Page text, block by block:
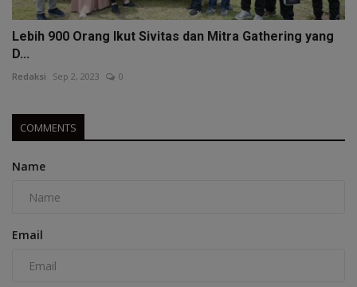
Lebih 900 Orang Ikut Sivitas dan Mitra Gathering yang
D...
Redaksi Sep 2, 2023 0
COMMENTS
Name
Email